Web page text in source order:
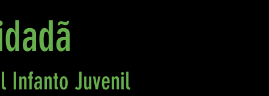
Infanto Juvenil